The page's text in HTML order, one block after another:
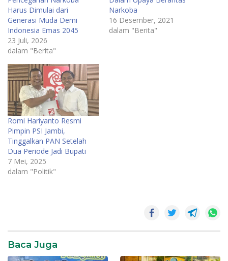
Harus Dimulai dari
Generasi Muda Demi
Indonesia Emas 2045
23 Juli, 2026
dalam "Berita"
Narkoba
16 Desember, 2021
dalam "Berita"
Romi Hariyanto Resmi
Pimpin PSI Jambi,
Tinggalkan PAN Setelah
Dua Periode Jadi Bupati
7 Mei, 2025
dalam "Politik"
Baca Juga